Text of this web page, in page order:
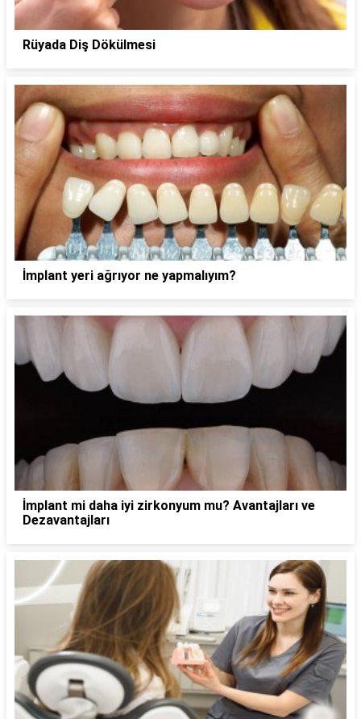
Rüyada Diş Dökülmesi
İmplant yeri ağrıyor ne yapmalıyım?
İmplant mi daha iyi zirkonyum mu? Avantajları ve
Dezavantajları